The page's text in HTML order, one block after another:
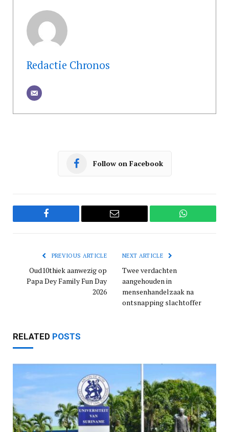
Redactie Chronos
Follow on Facebook
Facebook Email WhatsApp
PREVIOUS ARTICLE
Oud10thiek aanwezig op
Papa Dey Family Fun Day
2026
NEXT ARTICLE
Twee verdachten
aangehouden in
mensenhandelzaak na
ontsnapping slachtoffer
RELATED POSTS